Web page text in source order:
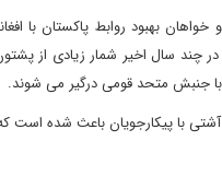
بهبود روابط پاکستان با
چند سال اخیر شمار زیادی از
با جنبش متحد قومی درگیر می شوند.
با پیکارجویان باعث شده است